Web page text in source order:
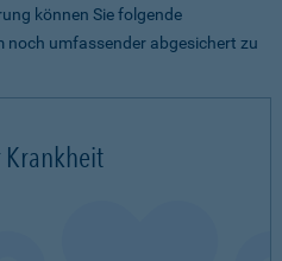
können Sie folgende
noch umfassender abgesichert zu
Krankheit